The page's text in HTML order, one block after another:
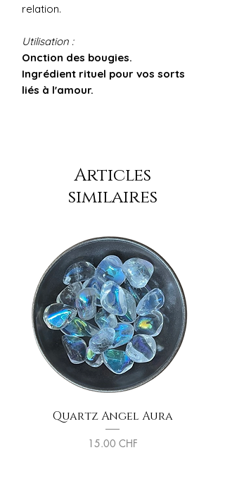
relation.
Utilisation :
Onction des bougies.
Ingrédient rituel pour vos sorts
liés à l'amour.
Articles
similaires
Quartz Angel Aura
Prix
15.00 CHF